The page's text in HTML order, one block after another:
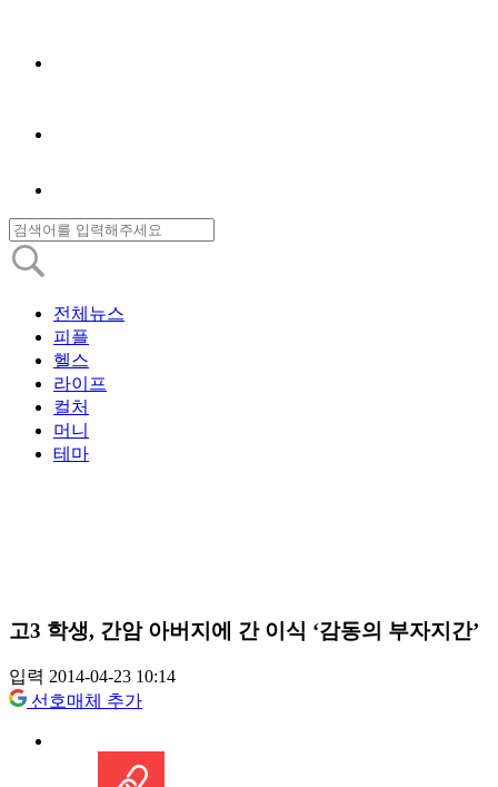
전체뉴스
피플
헬스
라이프
컬처
머니
테마
고3 학생, 간암 아버지에 간 이식 ‘감동의 부자지간’
입력 2014-04-23 10:14
선호매체 추가